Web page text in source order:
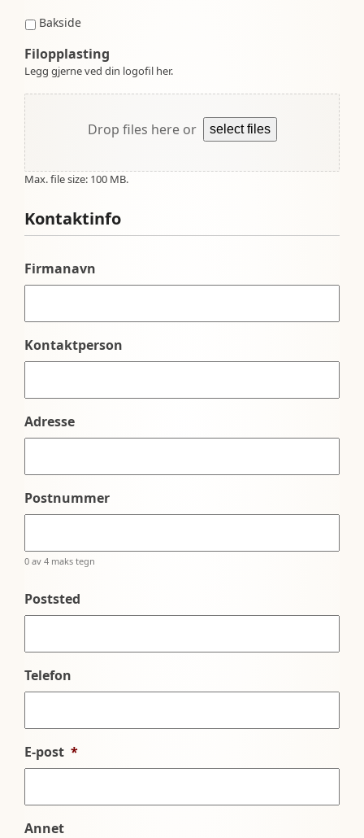
Bakside
Filopplasting
Legg gjerne ved din logofil her.
Drop files here or select files
Max. file size: 100 MB.
Kontaktinfo
Firmanavn
Kontaktperson
Adresse
Postnummer
0 av 4 maks tegn
Poststed
Telefon
E-post *
Annet